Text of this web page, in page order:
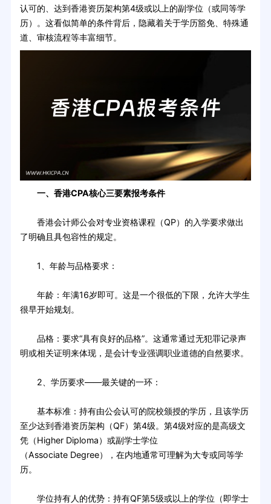
认可的、达到香港资历架构第4级或以上的副学位（或同等学
历）。这看似简单的条件背后，隐藏着关于学历豁免、特殊通
道、审核流程等丰富细节。
一、香港CPA核心三要素报考条件
香港会计师公会对专业资格课程（QP）的入学要求做出
了明确且具包容性的规定。
1、年龄与品格要求：
年龄：年满16岁即可。这是一个很低的下限，允许大学生
很早开始规划。
品格：要求“具有良好的品格”。这通常通过无犯罪记录声
明或相关证明来体现，是会计专业强调职业道德的自然要求。
2、学历要求——最关键的一环：
基本标准：持有由公会认可的院校颁授的学历，且该学历
至少达到香港资历架构（QF）第4级。第4级对应的是高级文
凭（Higher Diploma）或副学士学位
（Associate Degree），在内地通常可理解为大专或同等学
历。
学位持有人的优势：持有QF第5级或以上的学位（即学士